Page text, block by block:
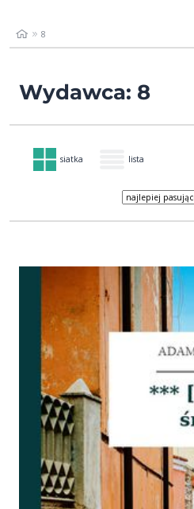
8
Wydawca: 8
siatka lista